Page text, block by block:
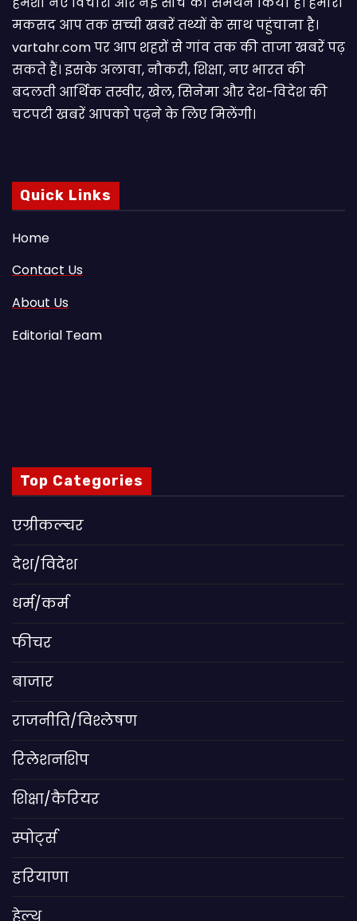
मकसद आप तक सच्ची खबरें तथ्यों के साथ पहुंचाना है।
vartahr.com पर आप शहरों से गांव तक की ताजा खबरें पढ़
सकते हैं। इसके अलावा, नौकरी, शिक्षा, नए भारत की
बदलती आर्थिक तस्वीर, खेल, सिनेमा और देश-विदेश की
चटपटी खबरें आपकाे पढ़ने के लिए मिलेंगी।
Quick Links
Home
Contact Us
About Us
Editorial Team
Top Categories
एग्रीकल्चर
देश/विदेश
धर्म/कर्म
फीचर
बाजार
राजनीति/विश्लेषण
रिलेशनशिप
शिक्षा/कैरियर
स्पोर्ट्स
हरियाणा
हेल्थ